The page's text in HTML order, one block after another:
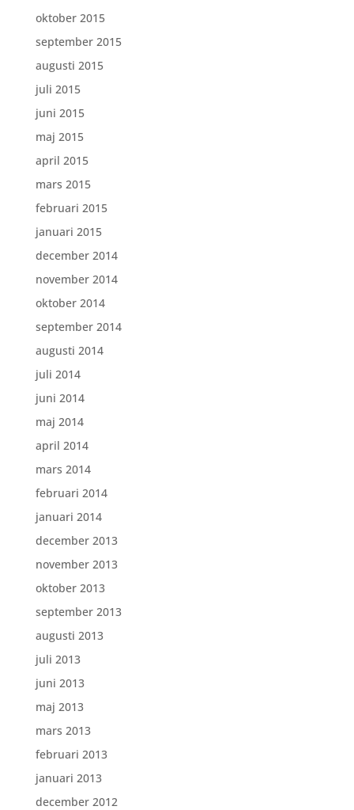
oktober 2015
september 2015
augusti 2015
juli 2015
juni 2015
maj 2015
april 2015
mars 2015
februari 2015
januari 2015
december 2014
november 2014
oktober 2014
september 2014
augusti 2014
juli 2014
juni 2014
maj 2014
april 2014
mars 2014
februari 2014
januari 2014
december 2013
november 2013
oktober 2013
september 2013
augusti 2013
juli 2013
juni 2013
maj 2013
mars 2013
februari 2013
januari 2013
december 2012